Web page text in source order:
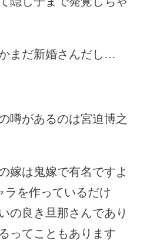
まだ新婚さんだし…
噂があるのは宮迫博之
嫁は鬼嫁で有名ですよ
ラを作っているだけ
の良き旦那さんであり
ってこともあります